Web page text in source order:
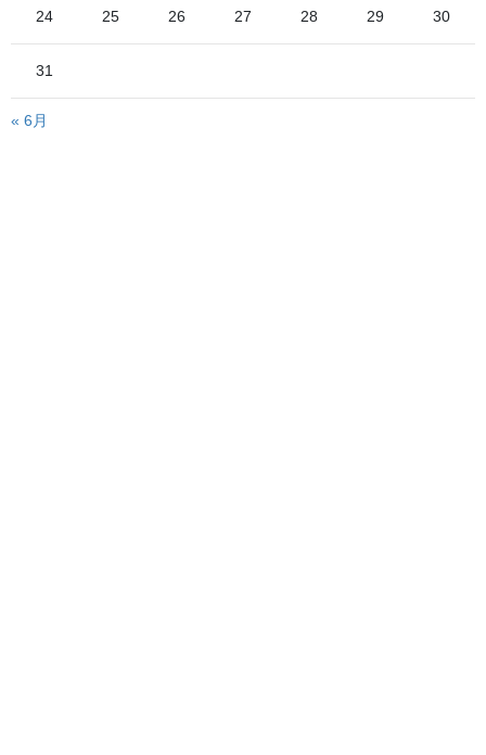
「夕張わざわざ通過する車ってどこいくんだ？岩見沢なら早く由
となりました
24 25 26 27 28 29 30
31
« 6月